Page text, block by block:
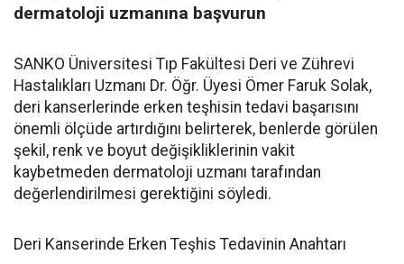
dermatoloji uzmanına başvurun
SANKO Üniversitesi Tıp Fakültesi Deri ve Zührevi
Hastalıkları Uzmanı Dr. Öğr. Üyesi Ömer Faruk Solak,
deri kanserlerinde erken teşhisin tedavi başarısını
önemli ölçüde artırdığını belirterek, benlerde görülen
şekil, renk ve boyut değişikliklerinin vakit
kaybetmeden dermatoloji uzmanı tarafından
değerlendirilmesi gerektiğini söyledi.
Deri Kanserinde Erken Teşhis Tedavinin Anahtarı